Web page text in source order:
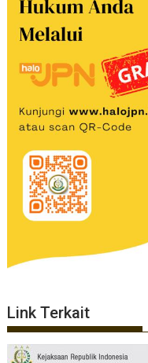
Link Terkait